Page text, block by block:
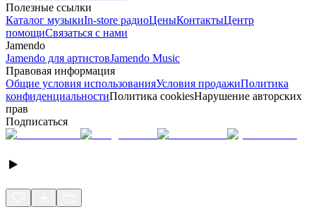
Полезные ссылки
Каталог музыкиIn-store радиоЦеныКонтактыЦентр
помощиСвязаться с нами
Jamendo
Jamendo для артистовJamendo Music
Правовая информация
Общие условия использованияУсловия продажиПолитика
конфиденциальностиПолитика cookiesНарушение авторских
прав
Подписаться